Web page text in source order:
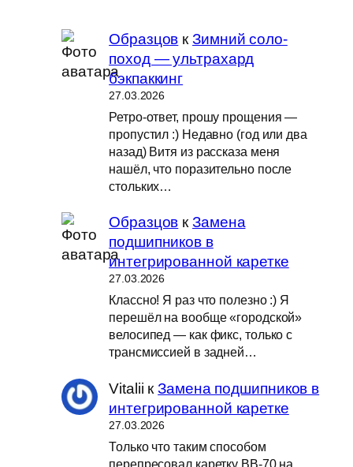
Образцов кЗимний соло-
поход — ультрахард
бэкпаккинг
27.03.2026
Ретро-ответ, прошу прощения —
пропустил :) Недавно (год или два
назад) Витя из рассказа меня
нашёл, что поразительно после
стольких…
Образцов кЗамена
подшипников в
интегрированной каретке
27.03.2026
Классно! Я раз что полезно :) Я
перешёл на вообще «городской»
велосипед — как фикс, только с
трансмиссией в задней…
Vitalii кЗамена подшипников в
интегрированной каретке
27.03.2026
Только что таким способом
перепресовал каретку BB-70 на